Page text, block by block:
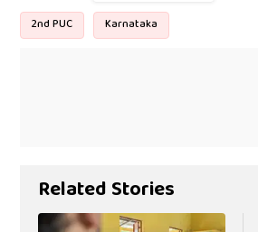
2nd PUC Karnataka
Related Stories